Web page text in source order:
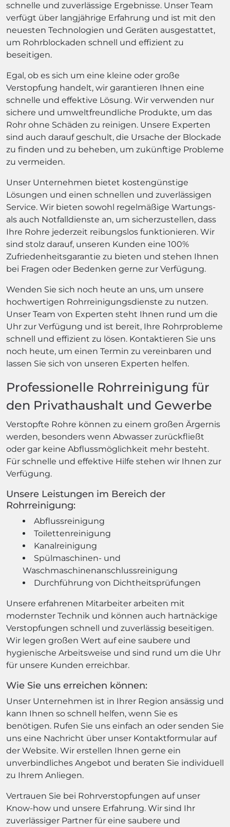
schnelle und zuverlässige Ergebnisse. Unser Team
verfügt über langjährige Erfahrung und ist mit den
neuesten Technologien und Geräten ausgestattet,
um Rohrblockaden schnell und effizient zu
beseitigen.
Egal, ob es sich um eine kleine oder große
Verstopfung handelt, wir garantieren Ihnen eine
schnelle und effektive Lösung. Wir verwenden nur
sichere und umweltfreundliche Produkte, um das
Rohr ohne Schäden zu reinigen. Unsere Experten
sind auch darauf geschult, die Ursache der Blockade
zu finden und zu beheben, um zukünftige Probleme
zu vermeiden.
Unser Unternehmen bietet kostengünstige
Lösungen und einen schnellen und zuverlässigen
Service. Wir bieten sowohl regelmäßige Wartungs-
als auch Notfalldienste an, um sicherzustellen, dass
Ihre Rohre jederzeit reibungslos funktionieren. Wir
sind stolz darauf, unseren Kunden eine 100%
Zufriedenheitsgarantie zu bieten und stehen Ihnen
bei Fragen oder Bedenken gerne zur Verfügung.
Wenden Sie sich noch heute an uns, um unsere
hochwertigen Rohrreinigungsdienste zu nutzen.
Unser Team von Experten steht Ihnen rund um die
Uhr zur Verfügung und ist bereit, Ihre Rohrprobleme
schnell und effizient zu lösen. Kontaktieren Sie uns
noch heute, um einen Termin zu vereinbaren und
lassen Sie sich von unseren Experten helfen.
Professionelle Rohrreinigung für
den Privathaushalt und Gewerbe
Verstopfte Rohre können zu einem großen Ärgernis
werden, besonders wenn Abwasser zurückfließt
oder gar keine Abflussmöglichkeit mehr besteht.
Für schnelle und effektive Hilfe stehen wir Ihnen zur
Verfügung.
Unsere Leistungen im Bereich der
Rohrreinigung:
Abflussreinigung
Toilettenreinigung
Kanalreinigung
Spülmaschinen- und
Waschmaschinenanschlussreinigung
Durchführung von Dichtheitsprüfungen
Unsere erfahrenen Mitarbeiter arbeiten mit
modernster Technik und können auch hartnäckige
Verstopfungen schnell und zuverlässig beseitigen.
Wir legen großen Wert auf eine saubere und
hygienische Arbeitsweise und sind rund um die Uhr
für unsere Kunden erreichbar.
Wie Sie uns erreichen können:
Unser Unternehmen ist in Ihrer Region ansässig und
kann Ihnen so schnell helfen, wenn Sie es
benötigen. Rufen Sie uns einfach an oder senden Sie
uns eine Nachricht über unser Kontaktformular auf
der Website. Wir erstellen Ihnen gerne ein
unverbindliches Angebot und beraten Sie individuell
zu Ihrem Anliegen.
Vertrauen Sie bei Rohrverstopfungen auf unser
Know-how und unsere Erfahrung. Wir sind Ihr
zuverlässiger Partner für eine saubere und